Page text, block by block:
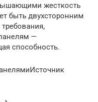
жесткость
быть двухсторонним
—
способность.